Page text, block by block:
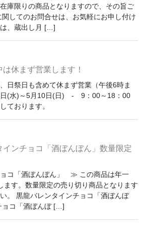
庫限りの商品となりますので、その旨ご
してのお問合せは、お気軽にお申し付け
、蔵出し月 […]
休まず営業します！
日祭日も含めて休まず営業（午後6時ま
(水)～5月10日(日) - 9：00～18：00
ております。
ンチョコ「酒ぼんぼん」数量限定
コ「酒ぼんぼん」 ≫ この商品は年一
ます。数量限定の売り切り商品となります
。 黒龍バレンタインチョコ「酒ぼんぼ
ョコ「酒ぼんぼ […]